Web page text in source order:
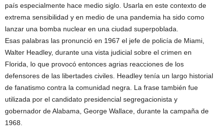
país especialmente hace medio siglo. Usarla en este contexto de
extrema sensibilidad y en medio de una pandemia ha sido como
lanzar una bomba nuclear en una ciudad superpoblada.
Esas palabras las pronunció en 1967 el jefe de policía de Miami,
Walter Headley, durante una vista judicial sobre el crimen en
Florida, lo que provocó entonces agrias reacciones de los
defensores de las libertades civiles. Headley tenía un largo historial
de fanatismo contra la comunidad negra. La frase también fue
utilizada por el candidato presidencial segregacionista y
gobernador de Alabama, George Wallace, durante la campaña de
1968.